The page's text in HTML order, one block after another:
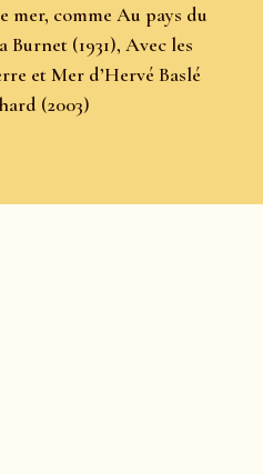
mer, comme Au pays du
(1931), Avec les
et Mer d’Hervé Baslé
(2003)